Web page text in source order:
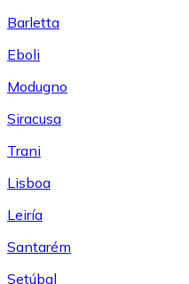
Barletta
Eboli
Modugno
Siracusa
Trani
Lisboa
Leiría
Santarém
Setúbal